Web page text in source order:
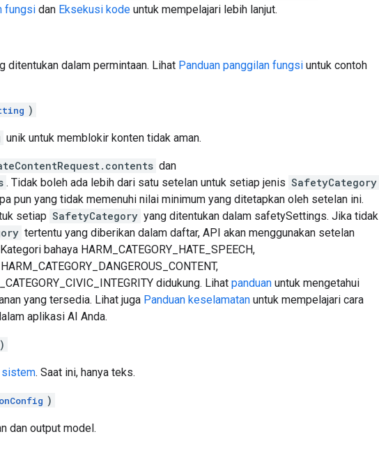
fungsi dan Eksekusi kode untuk mempelajari lebih lanjut.
ditentukan dalam permintaan. Lihat Panduan panggilan fungsi untuk contoh
)
unik untuk memblokir konten tidak aman.
dan
. Tidak boleh ada lebih dari satu setelan untuk setiap jenis SafetyCategory
pun yang tidak memenuhi nilai minimum yang ditetapkan oleh setelan ini.
setiap SafetyCategory yang ditentukan dalam safetySettings. Jika tidak
tertentu yang diberikan dalam daftar, API akan menggunakan setelan
bahaya HARM_CATEGORY_HATE_SPEECH,
didukung. Lihat panduan untuk mengetahui
yang tersedia. Lihat juga Panduan keselamatan untuk mempelajari cara
aplikasi AI Anda.
)
sistem. Saat ini, hanya teks.
)
dan output model.